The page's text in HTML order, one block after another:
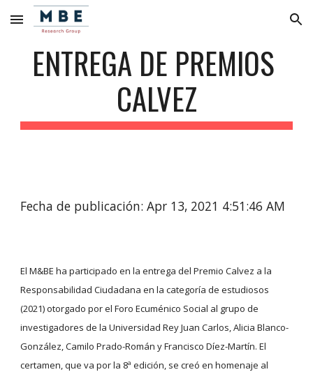
Skip to main content Skip to navigation
ENTREGA DE PREMIOS
CALVEZ
Fecha de publicación: Apr 13, 2021 4:51:46 AM
El M&BE ha participado en la entrega del Premio Calvez a la
Responsabilidad Ciudadana en la categoría de estudiosos
(2021) otorgado por el Foro Ecuménico Social al grupo de
investigadores de la Universidad Rey Juan Carlos, Alicia Blanco-
González, Camilo Prado-Román y Francisco Díez-Martín. El
certamen, que va por la 8ª edición, se creó en homenaje al